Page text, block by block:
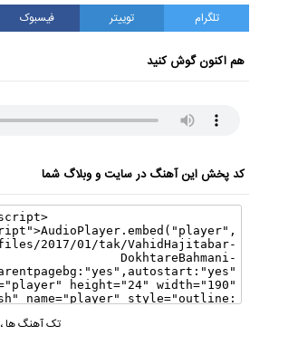
تلگرام توییتر فیسبوک
هم اکنون گوش کنید
کد پخش این آهنگ در سایت و وبلاگ شما
تک آهنگ ها،